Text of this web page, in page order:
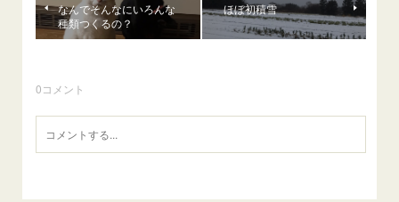
なんでそんなにいろんな
種類つくるの？
ほぼ初積雪
0コメント